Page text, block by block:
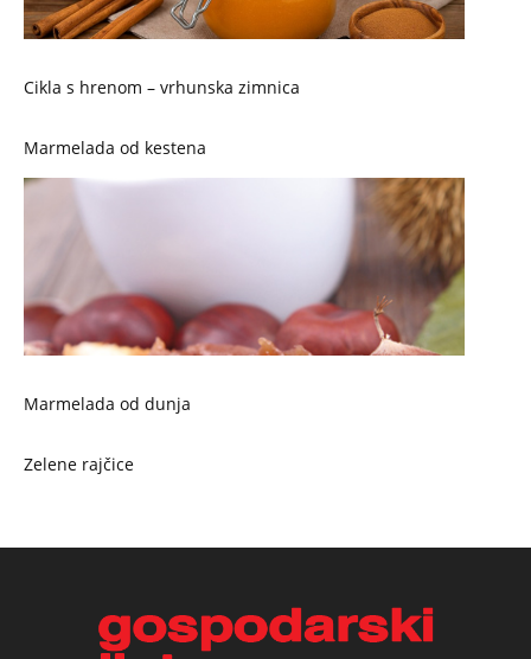
Cikla s hrenom – vrhunska zimnica
Marmelada od kestena
Marmelada od dunja
Zelene rajčice